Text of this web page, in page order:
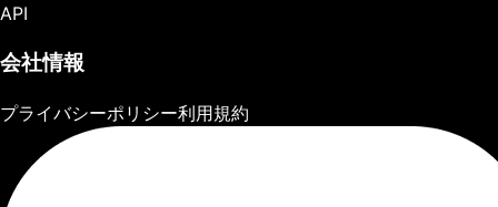
API
会社情報
プライバシーポリシー利用規約